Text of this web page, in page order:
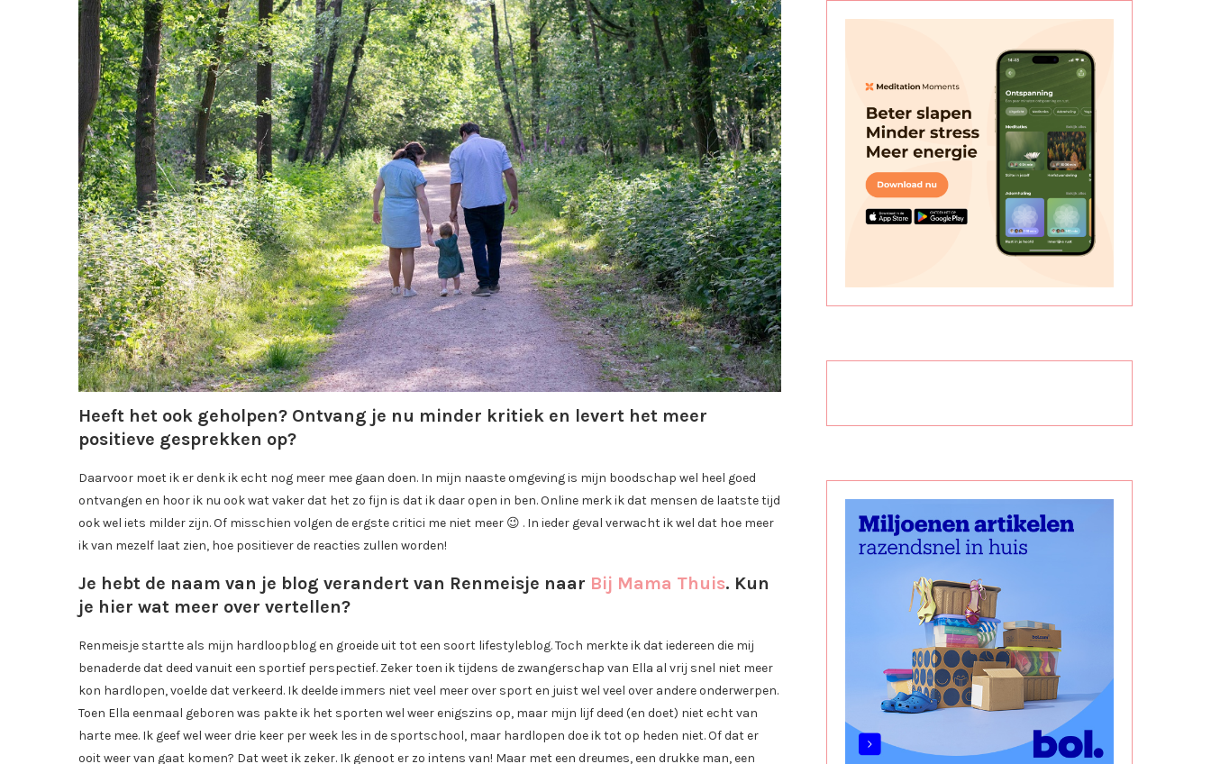
Heeft het ook geholpen? Ontvang je nu minder kritiek en levert het meer
positieve gesprekken op?
Daarvoor moet ik er denk ik echt nog meer mee gaan doen. In mijn naaste omgeving is mijn boodschap wel heel goed
ontvangen en hoor ik nu ook wat vaker dat het zo fijn is dat ik daar open in ben. Online merk ik dat mensen de laatste tijd
ook wel iets milder zijn. Of misschien volgen de ergste critici me niet meer 😉 . In ieder geval verwacht ik wel dat hoe meer
ik van mezelf laat zien, hoe positiever de reacties zullen worden!
Je hebt de naam van je blog verandert van Renmeisje naar Bij Mama Thuis. Kun
je hier wat meer over vertellen?
Renmeisje startte als mijn hardloopblog en groeide uit tot een soort lifestyleblog. Toch merkte ik dat iedereen die mij
benaderde dat deed vanuit een sportief perspectief. Zeker toen ik tijdens de zwangerschap van Ella al vrij snel niet meer
kon hardlopen, voelde dat verkeerd. Ik deelde immers niet veel meer over sport en juist wel veel over andere onderwerpen.
Toen Ella eenmaal geboren was pakte ik het sporten wel weer enigszins op, maar mijn lijf deed (en doet) niet echt van
harte mee. Ik geef wel weer drie keer per week les in de sportschool, maar hardlopen doe ik tot op heden niet. Of dat er
ooit weer van gaat komen? Dat weet ik zeker. Ik genoot er zo intens van! Maar met een dreumes, een drukke man, een